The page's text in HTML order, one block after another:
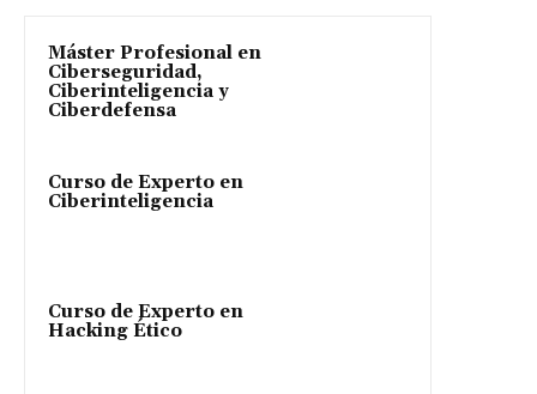
Máster Profesional en
Ciberseguridad,
Ciberinteligencia y
Ciberdefensa
Curso de Experto en
Ciberinteligencia
Curso de Experto en
Hacking Ético